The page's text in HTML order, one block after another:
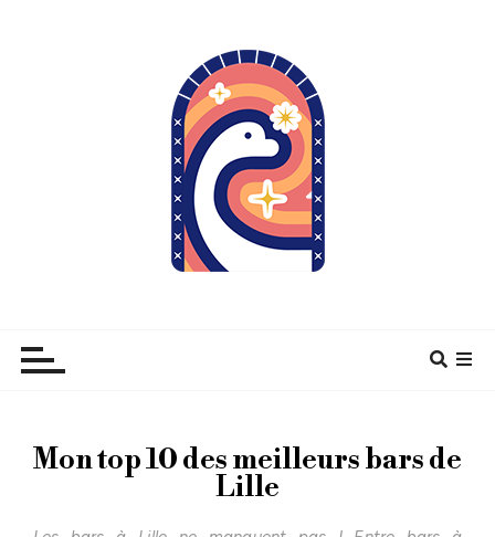
Mon top 10 des meilleurs bars de
Lille